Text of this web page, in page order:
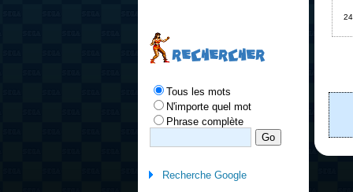
RECHERCHER
Tous les mots
N'importe quel mot
Phrase complète
Recherche Google